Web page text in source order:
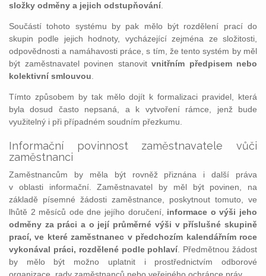
složky odměny a jejich odstupňování
Součástí tohoto systému by pak mělo být rozdělení prací do
skupin podle jejich hodnoty, vycházející zejména ze složitosti,
odpovědnosti a namáhavosti práce, s tím, že tento systém by měl
být zaměstnavatel povinen stanovit vnitřním předpisem nebo
kolektivní smlouvou
Tímto způsobem by tak mělo dojít k formalizaci pravidel, která
byla dosud často nepsaná, a k vytvoření rámce, jenž bude
využitelný i při případném soudním přezkumu.
Informační povinnost zaměstnavatele vůči
zaměstnanci
Zaměstnancům by měla být rovněž přiznána i další práva
v oblasti informační. Zaměstnavatel by měl být povinen, na
základě písemné žádosti zaměstnance, poskytnout tomuto, ve
lhůtě 2 měsíců ode dne jejího doručení, informace o výši jeho
odměny za práci a o její průměrné výši v příslušné skupině
prací, ve které zaměstnanec v předchozím kalendářním roce
vykonával práci, rozdělené podle pohlaví . Předmětnou žádost
by mělo být možno uplatnit i prostřednictvím odborové